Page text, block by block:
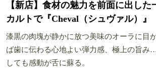
【新店】食材の魅力を前面に出した
カルトで『Cheval（シュヴァル）』
漆黒の肉塊が静かに放つ美味のオーラに目
ば歯に伝わる心地よい弾力感、極上の旨
しても感動が舌に蘇る。